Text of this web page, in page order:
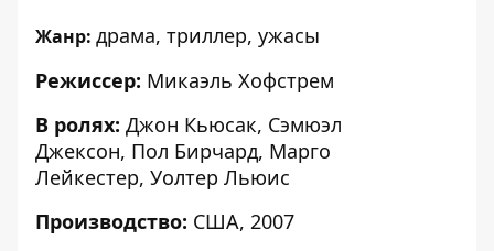
Жанр: драма, триллер, ужасы
Режиссер: Микаэль Хофстрем
В ролях: Джон Кьюсак, Сэмюэл
Джексон, Пол Бирчард, Марго
Лейкестер, Уолтер Льюис
Производство: США, 2007